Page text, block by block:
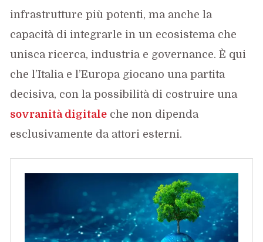
infrastrutture più potenti, ma anche la
capacità di integrarle in un ecosistema che
unisca ricerca, industria e governance. È qui
che l’Italia e l’Europa giocano una partita
decisiva, con la possibilità di costruire una
sovranità digitale che non dipenda
esclusivamente da attori esterni.